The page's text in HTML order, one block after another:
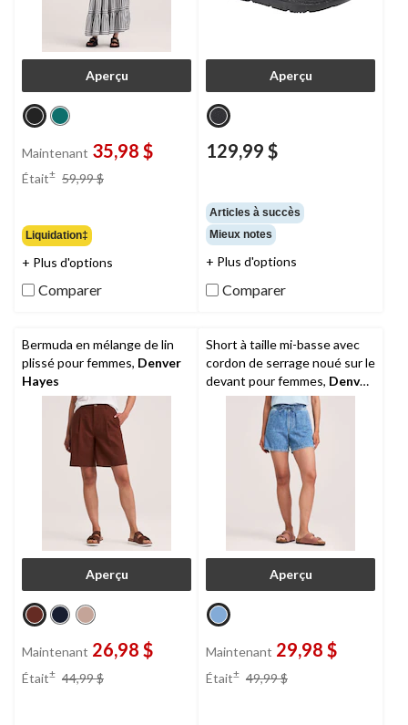
Aperçu
Maintenant 35,98 $
Était± 59,99 $
Liquidation‡
+ Plus d'options
Comparer
Aperçu
129,99 $
Articles à succès
Mieux notes
+ Plus d'options
Comparer
Bermuda en mélange de lin
plissé pour femmes, Denver
Hayes
Aperçu
Maintenant 26,98 $
Était± 44,99 $
Short à taille mi-basse avec
cordon de serrage noué sur le
devant pour femmes, Denver
Hayes
Aperçu
Maintenant 29,98 $
Était± 49,99 $